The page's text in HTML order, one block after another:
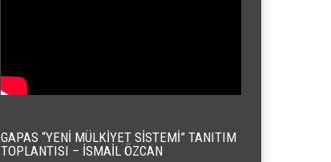
GAPAS “YENI MÜLKIYET SISTEMI” TANITIM
TOPLANTISI – İSMAIL ÖZCAN